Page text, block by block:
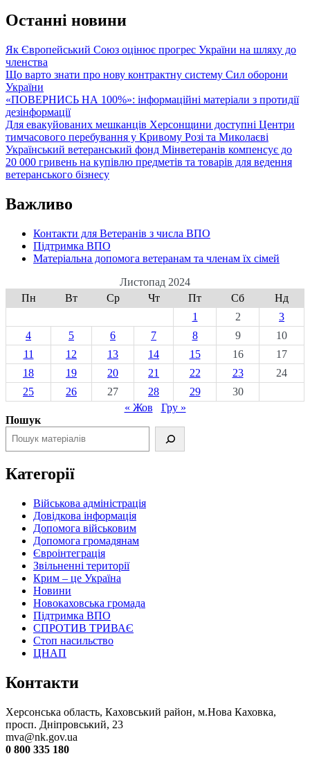
долучилася
до
«Демографічне
України»
Останні новини
Як Європейський Союз оцінює прогрес України на шляху до
членства
Що варто знати про нову контрактну систему Сил оборони
України
«ПОВЕРНИСЬ НА 100%»: інформаційні матеріали з протидії
дезінформації
Для евакуйованих мешканців Херсонщини доступні Центри
тимчасового перебування у Кривому Розі та Миколаєві
Український ветеранський фонд Мінветеранів компенсує до
20 000 гривень на купівлю предметів та товарів для ведення
ветеранського бізнесу
Важливо
Контакти для Ветеранів з числа ВПО
Підтримка ВПО
Матеріальна допомога ветеранам та членам їх сімей
Листопад 2024
Пн
Вт Ср Чт Пт Сб
Нд
1
2
3
4
5 6 7 8 9
10
11
12 13 14 15 16
17
18
19 20 21 22 23
24
25
26 27 28 29
30
« Жов
Гру »
Пошук
Категорії
Військова адміністрація
Довідкова інформація
Допомога військовим
Допомога громадянам
Євроінтеграція
Звільненні території
Крим – це Україна
Новини
Новокаховська громада
Підтримка ВПО
СПРОТИВ ТРИВАЄ
Стоп насильство
ЦНАП
Контакти
Херсонська область, Каховський район, м.Нова Каховка,
просп. Дніпровський, 23
mva@nk.gov.ua
0 800 335 180